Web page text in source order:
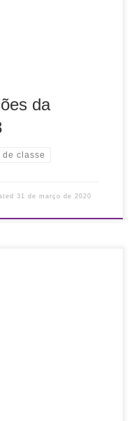
da
de classe
31 de março de 2020